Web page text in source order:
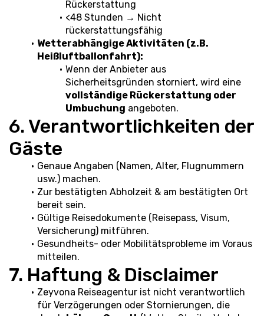
Rückerstattung
<48 Stunden → Nicht
rückerstattungsfähig
Wetterabhängige Aktivitäten (z.B.
Heißluftballonfahrt):
Wenn der Anbieter aus
vollständige Rückerstattung oder
Umbuchung angeboten.
6. Verantwortlichkeiten der
Gäste
Genaue Angaben (Namen, Alter, Flugnummern
usw.) machen.
Zur bestätigten Abholzeit & am bestätigten Ort
bereit sein.
Gültige Reisedokumente (Reisepass, Visum,
Versicherung) mitführen.
Gesundheits- oder Mobilitätsprobleme im Voraus
mitteilen.
7. Haftung & Disclaimer
Zeyvona Reiseagentur ist nicht verantwortlich
für Verzögerungen oder Stornierungen, die